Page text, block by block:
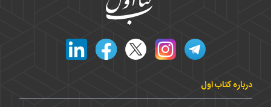
درباره کتاب اول